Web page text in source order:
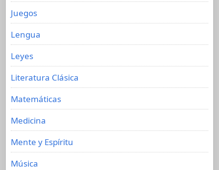
Juegos
Lengua
Leyes
Literatura Clásica
Matemáticas
Medicina
Mente y Espíritu
Música